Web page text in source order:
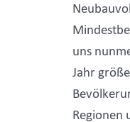
uns
Jahr
Regionen